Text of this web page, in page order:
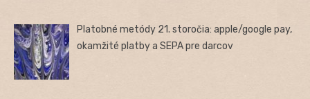
Platobné metódy 21. storočia: apple/google pay,
okamžité platby a SEPA pre darcov